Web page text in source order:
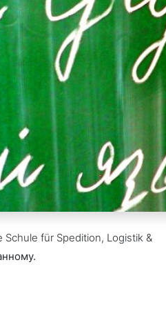
für Spedition, Logistik &